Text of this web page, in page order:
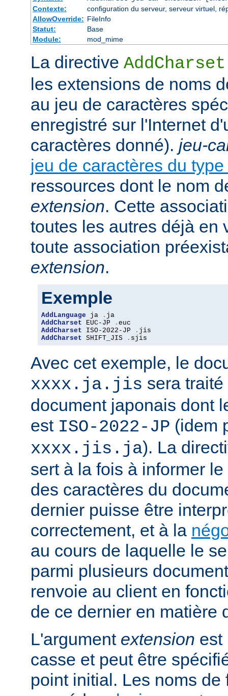
Contexte:
configuration du serveur, serveur virtuel,
AllowOverride: FileInfo
Statut:
Base
Module:
mod_mime
La directive AddCharset
les extensions de noms
au jeu de caractères
enregistré sur l'Internet
caractères donné). jeu-
jeu de caractères du
ressources dont le nom
extension. Cette
toutes les autres déjà en
toute association
extension.
Exemple
AddLanguage ja .
AddCharset EUC-JP .
AddCharset ISO-2022-JP .
AddCharset SHIFT_JIS . sjis
Avec cet exemple, le
xxxx.ja.jis sera
document japonais dont
est ISO-2022-JP (idem
xxxx.jis.ja). La
sert à la fois à informer
des caractères du
dernier puisse être
correctement, et à la
au cours de laquelle le
parmi plusieurs
renvoie au client en
de ce dernier en matière
L'argument extension est
casse et peut être
point initial. Les noms de